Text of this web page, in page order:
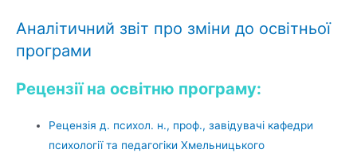
Аналітичний звіт про зміни до освітньої
програми
Рецензії на освітню програму:
Рецензія д. психол. н., проф., завідувачі кафедри
психології та педагогіки Хмельницького